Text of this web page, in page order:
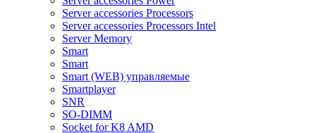
Server accessories Processors
Server accessories Processors Intel
Server Memory
Smart
Smart
Smart (WEB) управляемые
Smartplayer
SNR
SO-DIMM
Socket for K8 AMD